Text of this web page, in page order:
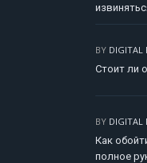
BY DIGITAL
Стоит ли
BY DIGITAL
Как
полное